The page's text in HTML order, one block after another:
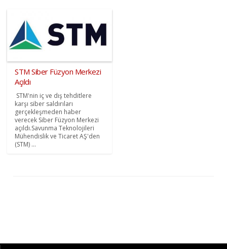
STM Siber Füzyon Merkezi
Açıldı
STM'nin iç ve dış tehditlere
karşı siber saldırıları
gerçekleşmeden haber
verecek Siber Füzyon Merkezi
açıldı.Savunma Teknolojileri
Mühendislik ve Ticaret AŞ'den
(STM) ...